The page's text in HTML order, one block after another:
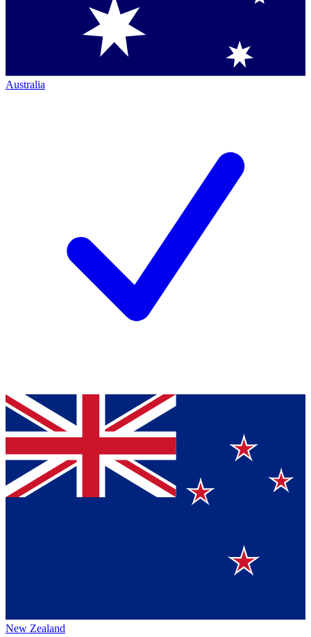
Australia
New Zealand